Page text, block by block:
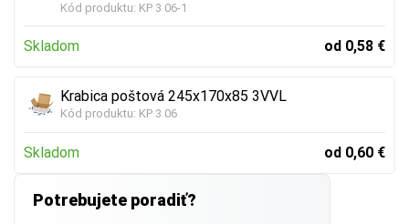
Kód produktu: KP 3 06-1
Skladom od 0,58 €
Krabica poštová 245x170x85 3VVL
Kód produktu: KP 3 06
Skladom od 0,60 €
Potrebujete poradiť?